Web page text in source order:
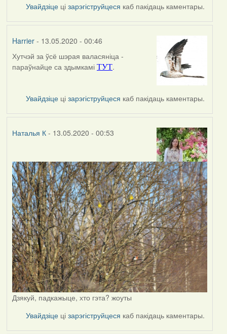
Увайдзіце цізарэгіструйцеся каб пакідаць каментары.
Harrier- 13.05.2020 - 00:46
In
reply
Наталья
К
Хутчэй за ўсё шэрая валасяніца -
параўнайце са здымкамі ТУТ.
Увайдзіце цізарэгіструйцеся каб пакідаць каментары.
Наталья К- 13.05.2020 - 00:53
Дзякуй, падкажыце, хто гэта? жоуты
Увайдзіце цізарэгіструйцеся каб пакідаць каментары.